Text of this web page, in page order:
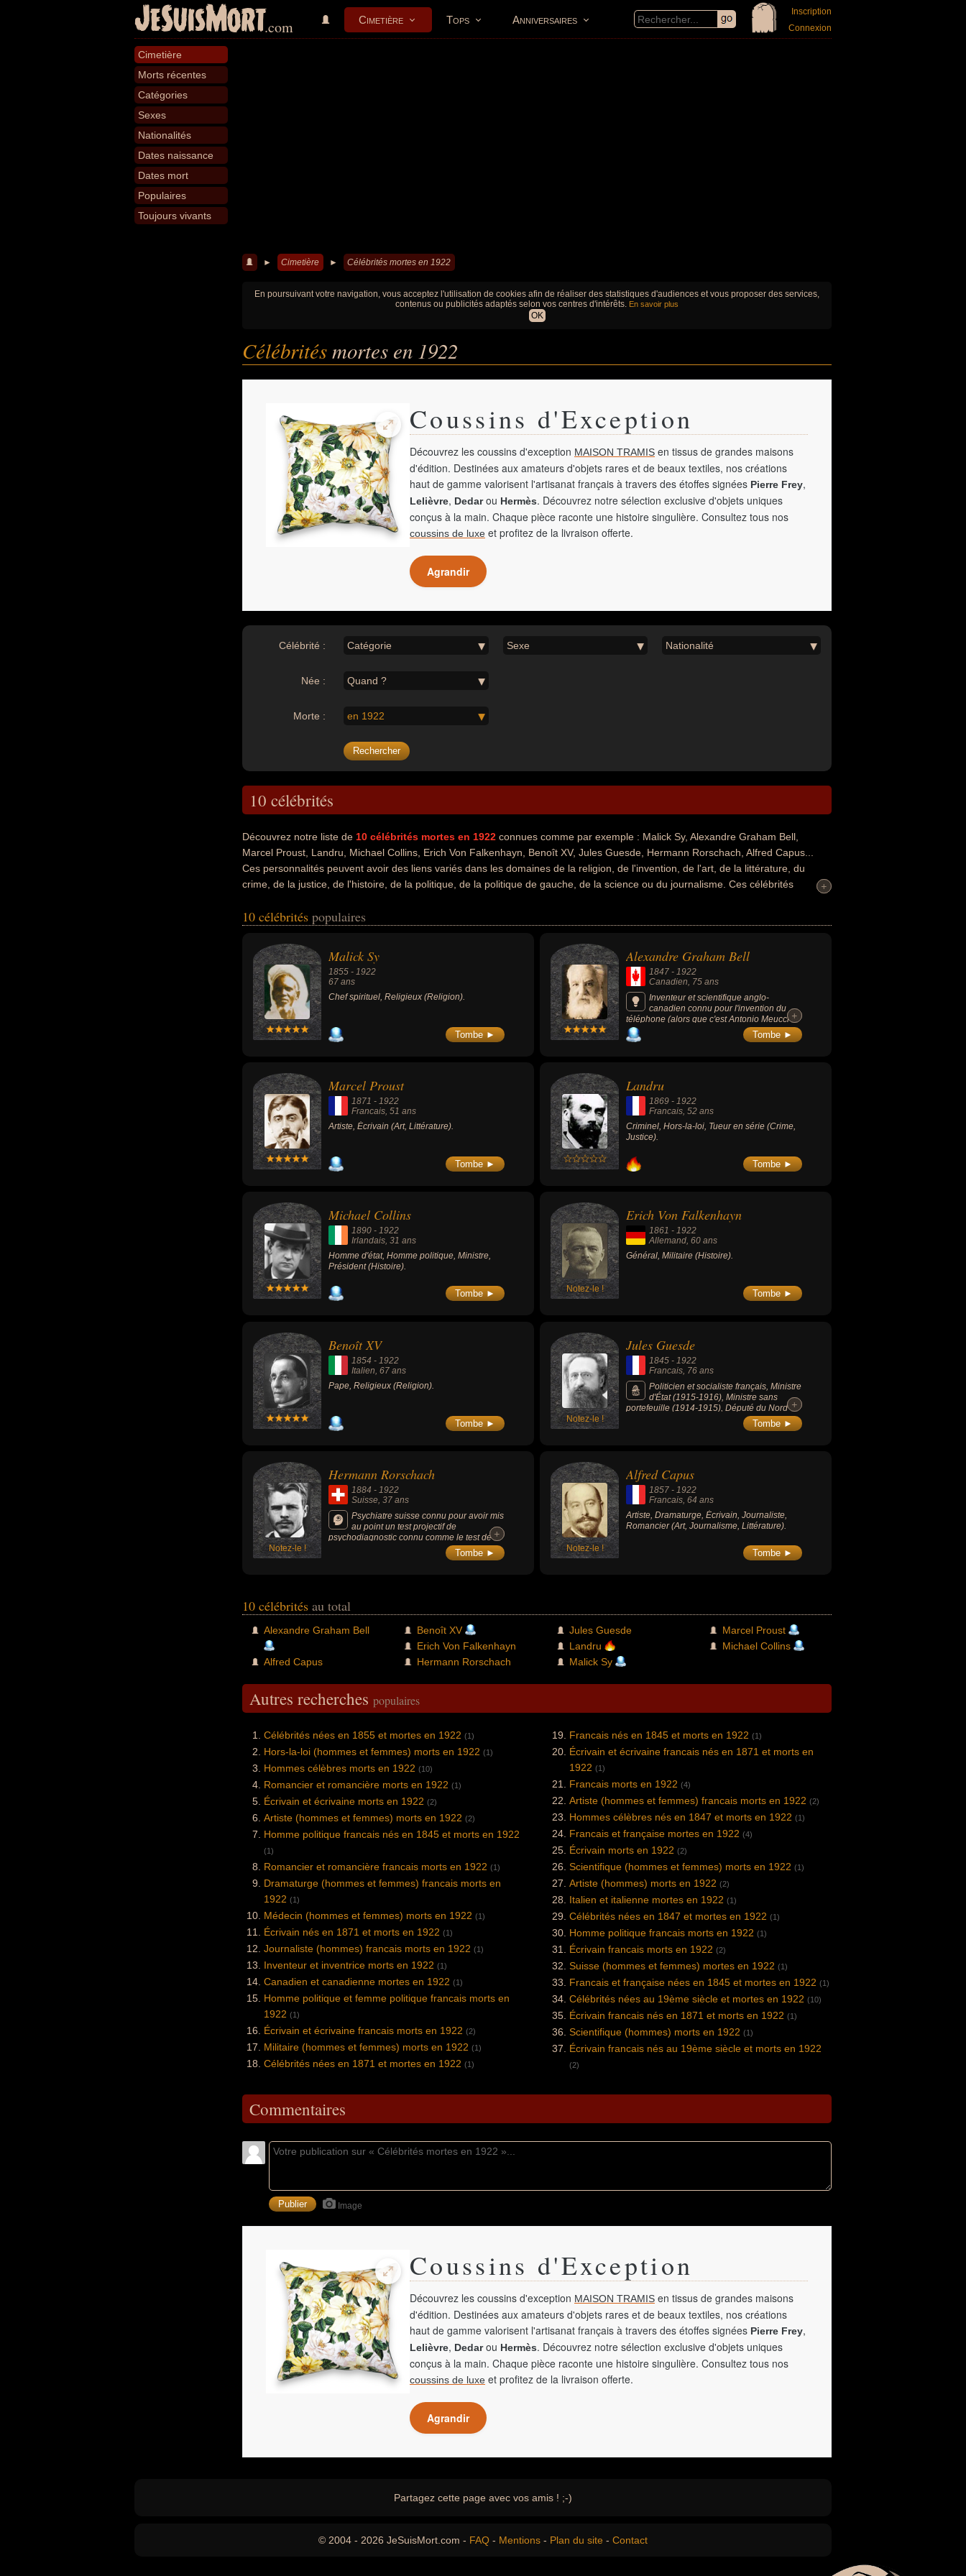
JeSuisMort.com Cimetière Tops Anniversaires
Inscription
Connexion
Cimetière
Morts récentes
Catégories
Sexes
Nationalités
Dates naissance
Dates mort
Populaires
Toujours vivants
► Cimetière ► Célébrités mortes en 1922
En poursuivant votre navigation, vous acceptez l'utilisation de cookies afin de réaliser des statistiques d'audiences et vous proposer des services,
contenus ou publicités adaptés selon vos centres d'intérêts. En savoir plus
OK
Célébritésmortes en 1922
Coussins d'Exception
Découvrez les coussins d'exception MAISON TRAMIS en tissus de grandes maisons
d'édition. Destinées aux amateurs d'objets rares et de beaux textiles, nos créations
haut de gamme valorisent l'artisanat français à travers des étoffes signées Pierre Frey,
Lelièvre, Dedarou Hermès. Découvrez notre sélection exclusive d'objets uniques
conçus à la main. Chaque pièce raconte une histoire singulière. Consultez tous nos
coussins de luxe et profitez de la livraison offerte.
Agrandir
Célébrité : Catégorie Sexe Nationalité
Née : Quand ?
Morte : en 1922
10 célébrités
Découvrez notre liste de 10 célébrités mortes en 1922 connues comme par exemple : Malick Sy, Alexandre Graham Bell,
Marcel Proust, Landru, Michael Collins, Erich Von Falkenhayn, Benoît XV, Jules Guesde, Hermann Rorschach, Alfred Capus...
Ces personnalités peuvent avoir des liens variés dans les domaines de la religion, de l'invention, de l'art, de la littérature, du
crime, de la justice, de l'histoire, de la politique, de la politique de gauche, de la science ou du journalisme. Ces célébrités
homme politique, ministre, président, général, militaire, pape, socialiste, médecin, psychiatre, scientifique, dramaturge, journaliste
allemand, italien ou suisse par exemple.
+
+
10 célébrités populaires
Malick Sy
1855 - 1922
67 ans
Chef spirituel, Religieux (Religion).
Tombe ►
Alexandre Graham Bell
1847 -1922
Canadien, 75 ans
Inventeur et scientifique anglo-
canadien connu pour l'invention du
téléphone (alors que c'est Antonio Meucci le
réel inventeur) et de l'hydroptère
(aéronautique).
+
+
Tombe ►
Marcel Proust
1871 - 1922
Francais, 51 ans
Artiste, Écrivain (Art, Littérature).
Tombe ►
Landru
1869 -1922
Francais, 52 ans
Criminel, Hors-la-loi, Tueur en série (Crime,
Justice).
Tombe ►
Michael Collins
1890 - 1922
Irlandais, 31 ans
Homme d'état, Homme politique, Ministre,
Président (Histoire).
Tombe ► Notez-le !
Erich Von Falkenhayn
1861 -1922
Allemand, 60 ans
Général, Militaire (Histoire).
Tombe ►
Benoît XV
1854 - 1922
Italien , 67 ans
Pape, Religieux (Religion).
Tombe ► Notez-le !
Jules Guesde
1845 - 1922
Francais , 76 ans
Politicien et socialiste français, Ministre
d'État (1915-1916), Ministre sans
portefeuille (1914-1915), Député du Nord
(1919-1922), Député de la 7e circonscription
de Lille (1893-1998 / 1919-1922), devenu
+
+
Tombe ►
Notez-le !
Hermann Rorschach
1884 - 1922
Suisse , 37 ans
Psychiatre suisse connu pour avoir mis
au point un test projectif de
psychodiagnostic connu comme le test de +
+
Tombe ► Notez-le !
Alfred Capus
1857 - 1922
Francais , 64 ans
Artiste, Dramaturge, Écrivain, Journaliste,
Romancier (Art, Journalisme, Littérature).
Tombe ►
10 célébrités au total
Alexandre Graham Bell
Alfred Capus
Benoît XV
Erich Von Falkenhayn
Hermann Rorschach
Jules Guesde
Landru
Malick Sy
Marcel Proust
Michael Collins
Autres recherches populaires
Célébrités nées en 1855 et mortes en 1922 (1)
Hors-la-loi (hommes et femmes) morts en 1922 (1)
Hommes célèbres morts en 1922 (10)
Romancier et romancière morts en 1922 (1)
Écrivain et écrivaine morts en 1922 (2)
Artiste (hommes et femmes) morts en 1922 (2)
Homme politique francais nés en 1845 et morts en 1922
(1)
Romancier et romancière francais morts en 1922 (1)
Dramaturge (hommes et femmes) francais morts en
1922 (1)
Médecin (hommes et femmes) morts en 1922 (1)
Écrivain nés en 1871 et morts en 1922 (1)
Journaliste (hommes) francais morts en 1922 (1)
Inventeur et inventrice morts en 1922 (1)
Canadien et canadienne mortes en 1922 (1)
Homme politique et femme politique francais morts en
1922 (1)
Écrivain et écrivaine francais morts en 1922 (2)
Militaire (hommes et femmes) morts en 1922 (1)
Célébrités nées en 1871 et mortes en 1922 (1)
Francais nés en 1845 et morts en 1922 (1)
Écrivain et écrivaine francais nés en 1871 et morts en
1922 (1)
Francais morts en 1922 (4)
Artiste (hommes et femmes) francais morts en 1922 (2)
Hommes célèbres nés en 1847 et morts en 1922 (1)
Francais et française mortes en 1922 (4)
Écrivain morts en 1922 (2)
Scientifique (hommes et femmes) morts en 1922 (1)
Artiste (hommes) morts en 1922 (2)
Italien et italienne mortes en 1922 (1)
Célébrités nées en 1847 et mortes en 1922 (1)
Homme politique francais morts en 1922 (1)
Écrivain francais morts en 1922 (2)
Suisse (hommes et femmes) mortes en 1922 (1)
Francais et française nées en 1845 et mortes en 1922 (1)
Célébrités nées au 19ème siècle et mortes en 1922 (10)
Écrivain francais nés en 1871 et morts en 1922 (1)
Scientifique (hommes) morts en 1922 (1)
Écrivain francais nés au 19ème siècle et morts en 1922
(2)
Commentaires
Image
Coussins d'Exception
Découvrez les coussins d'exception MAISON TRAMIS en tissus de grandes maisons
d'édition. Destinées aux amateurs d'objets rares et de beaux textiles, nos créations
haut de gamme valorisent l'artisanat français à travers des étoffes signées Pierre Frey,
Lelièvre, Dedarou Hermès. Découvrez notre sélection exclusive d'objets uniques
conçus à la main. Chaque pièce raconte une histoire singulière. Consultez tous nos
coussins de luxe et profitez de la livraison offerte.
Agrandir
Partagez cette page avec vos amis ! ;-)
© 2004 - 2026 JeSuisMort.com - FAQ - Mentions - Plan du site - Contact